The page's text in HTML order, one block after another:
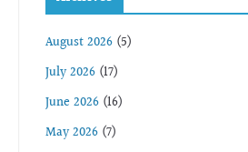
August 2026 (5)
July 2026 (17)
June 2026 (16)
May 2026 (7)